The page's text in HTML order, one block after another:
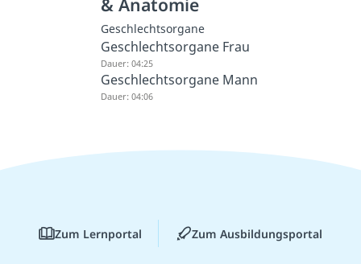
Geschlechtsorgane
Geschlechtsorgane Frau
Dauer: 04:25
Geschlechtsorgane Mann
Dauer: 04:06
Zum Lernportal Zum Ausbildungsportal